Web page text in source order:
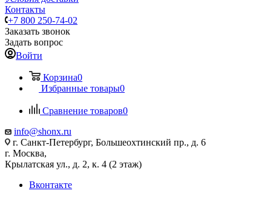
Контакты
+7 800 250-74-02
Заказать звонок
Задать вопрос
Войти
Корзина0
Избранные товары0
Сравнение товаров0
info@shonx.ru
г. Санкт-Петербург, Большеохтинский пр., д. 6
г. Москва,
Крылатская ул., д. 2, к. 4 (2 этаж)
Вконтакте